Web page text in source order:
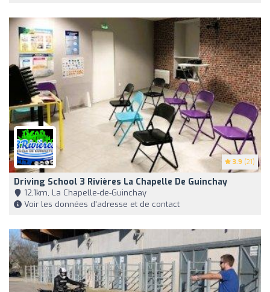
3.9 (21)
Driving School 3 Rivières La Chapelle De Guinchay
12,1km, La Chapelle-de-Guinchay
Voir les données d'adresse et de contact